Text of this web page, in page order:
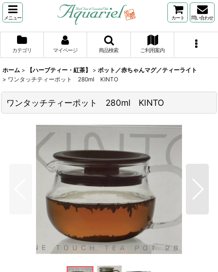
メニュー カート 問い合わせ
カテゴリ マイページ 商品検索 ご利用案内
ホーム > 【ハーブティー・紅茶】 > ポット／赤ちゃんマグ／ティーライト
> ワンタッチティーポット 280ml KINTO
ワンタッチティーポット 280ml KINTO